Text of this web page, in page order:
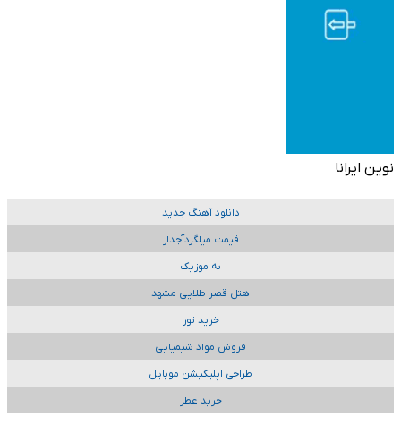
نوین ایرانا
دانلود آهنگ جدید
قیمت میلگردآجدار
به موزیک
هتل قصر طلایی مشهد
خرید تور
فروش مواد شیمیایی
طراحی اپلیکیشن موبایل
خرید عطر